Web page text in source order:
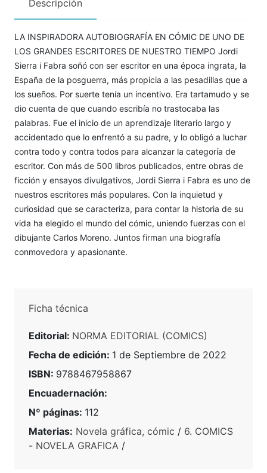
Descripción
LA INSPIRADORA AUTOBIOGRAFÍA EN CÓMIC DE UNO DE
LOS GRANDES ESCRITORES DE NUESTRO TIEMPO Jordi
Sierra i Fabra soñó con ser escritor en una época ingrata, la
España de la posguerra, más propicia a las pesadillas que a
los sueños. Por suerte tenía un incentivo. Era tartamudo y se
dio cuenta de que cuando escribía no trastocaba las
palabras. Fue el inicio de un aprendizaje literario largo y
accidentado que lo enfrentó a su padre, y lo obligó a luchar
contra todo y contra todos para alcanzar la categoría de
escritor. Con más de 500 libros publicados, entre obras de
ficción y ensayos divulgativos, Jordi Sierra i Fabra es uno de
nuestros escritores más populares. Con la inquietud y
curiosidad que se caracteriza, para contar la historia de su
vida ha elegido el mundo del cómic, uniendo fuerzas con el
dibujante Carlos Moreno. Juntos firman una biografía
conmovedora y apasionante.
Ficha técnica
Editorial: NORMA EDITORIAL (COMICS)
Fecha de edición: 1 de Septiembre de 2022
ISBN: 9788467958867
Encuadernación:
Nº páginas: 112
Materias: Novela gráfica, cómic / 6. COMICS
- NOVELA GRAFICA /